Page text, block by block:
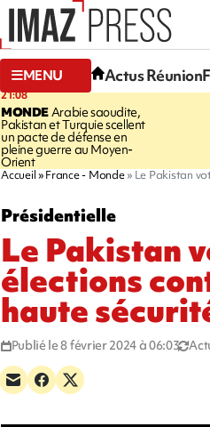
MENU Actus Réunion
21:08
MONDE Arabie saoudite,
Pakistan et Turquie scellent
un pacte de défense en
pleine guerre au Moyen-
Orient
Accueil France - Monde Le Pakistan
Présidentielle
Le Pakistan
élections
haute
Publié le 8 février 2024 à 06:03